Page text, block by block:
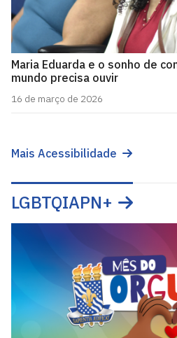
Maria Eduarda e o sonho de
mundo precisa ouvir
16 de março de 2026
Mais Acessibilidade
LGBTQIAPN+